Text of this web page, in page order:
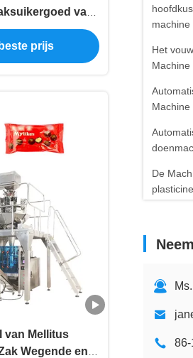
machine
Het
Machine
Machine
De
Neem
van
prijs
van Mellitus
Wegende en